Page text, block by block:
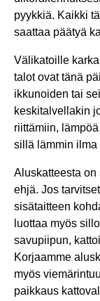
pyykkiä. Kaikki
saattaa päätyä
Välikatoille
talot ovat tänä
ikkunoiden tai
keskitalvellakin
riittämiin,
sillä lämmin
Aluskatteesta on
ehjä. Jos
sisätaitteen
luottaa myös
savupiipun,
Korjaamme
myös
paikkaus